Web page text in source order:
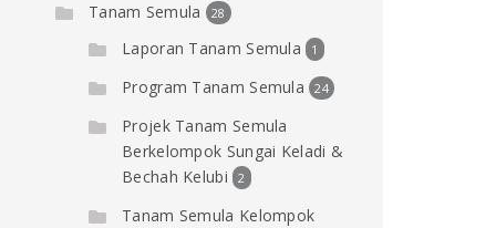
Tanam Semula 28
Laporan Tanam Semula 1
Program Tanam Semula 24
Projek Tanam Semula
Berkelompok Sungai Keladi &
Bechah Kelubi
2
Tanam Semula Kelompok